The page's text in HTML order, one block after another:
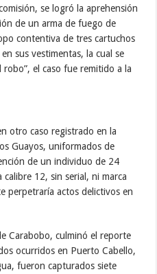
se logró la aprehensión
de un arma de fuego de
contentiva de tres cartuchos
sus vestimentas, la cual se
el caso fue remitido a la
otro caso registrado en la
Guayos, uniformados de
de un individuo de 24
12, sin serial, ni marca
perpetraría actos delictivos en
Carabobo, culminó el reporte
ocurridos en Puerto Cabello,
fueron capturados siete